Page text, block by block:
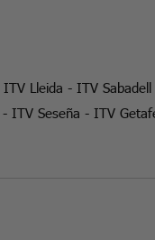
ITV Lleida - ITV Sabadell
- ITV Seseña - ITV